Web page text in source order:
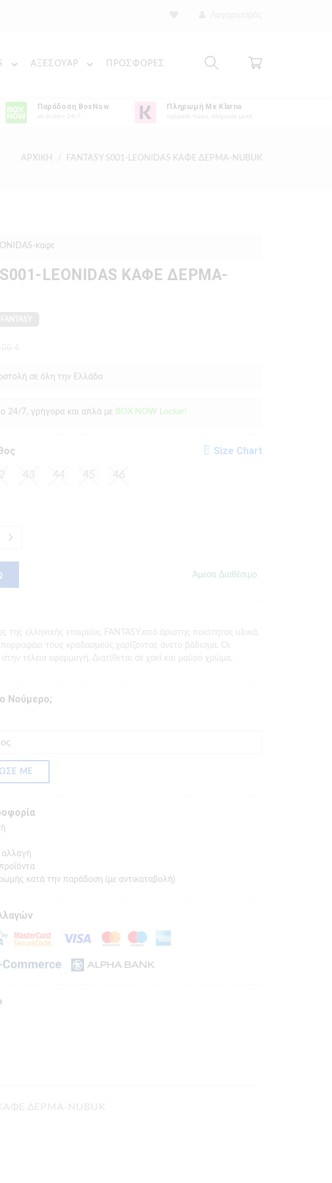
ΑΞΕΣΟΥΑΡ ΠΡΟΣΦΟΡΕΣ
Παράδοση BoxNow
σε lockers 24/7
Πληρωμή Με Klarna
αγόρασε τώρα, πλήρωσε μετά
ΑΡΧΙΚΗ FANTASY S001-LEONIDAS ΚΑΦΕ ΔΕΡΜΑ-NUBUK
καφε
S001-LEONIDAS ΚΑΦΕ ΔΕΡΜΑ-
σε όλη την Ελλάδα
24/7, γρήγορα και απλά με BOX NOW Locker!
Size Chart
43 44 45 46
Άμεσα Διαθέσιμο
της ελληνικής εταιρείας FANTASY,από άριστης ποιότητας υλικά.
τους κραδασμούς,χαρίζοντας άνετο βάδισμα. Οι
τέλεια εφαρμογή. Διατίθεται σε χακί και μαύρο χρώμα.
Νούμερο;
ΜΕ
κατά την παράδοση (με αντικαταβολή)
ΚΑΦΕ ΔΕΡΜΑ-NUBUK